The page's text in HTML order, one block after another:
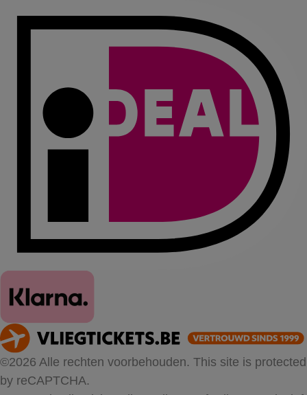
©2026 Alle rechten voorbehouden. This site is protected
by reCAPTCHA.